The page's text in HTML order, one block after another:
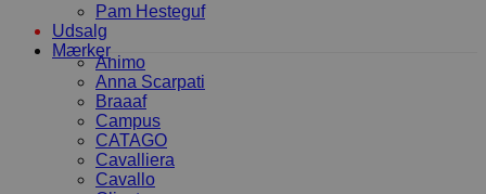
Pam Hesteguf
Udsalg
Mærker
Animo
Anna Scarpati
Braaaf
Campus
CATAGO
Cavalliera
Cavallo